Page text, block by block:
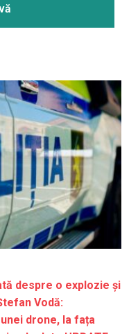
despre o explozie și
Vodă:
drone, la fața